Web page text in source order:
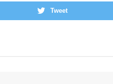
Tweet